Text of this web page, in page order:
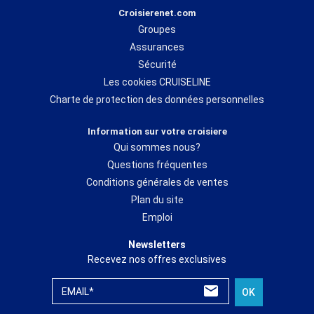
Croisierenet.com
Groupes
Assurances
Sécurité
Les cookies CRUISELINE
Charte de protection des données personnelles
Information sur votre croisiere
Qui sommes nous?
Questions fréquentes
Conditions générales de ventes
Plan du site
Emploi
Newsletters
Recevez nos offres exclusives
EMAIL* OK